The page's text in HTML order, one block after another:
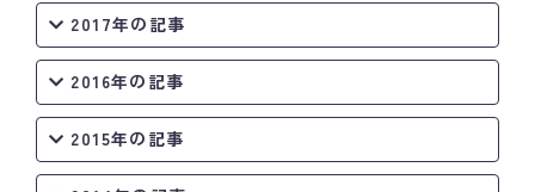
2017年の記事
2016年の記事
2015年の記事